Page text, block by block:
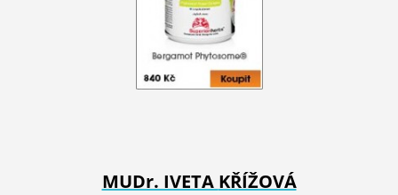
MUDr. IVETA KŘÍŽOVÁ